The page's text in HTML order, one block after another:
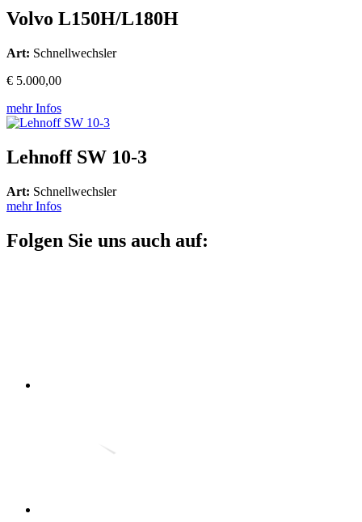
Volvo L150H/L180H
Art: Schnellwechsler
€ 5.000,00
mehr Infos
Lehnoff SW 10-3
Art: Schnellwechsler
mehr Infos
Folgen Sie uns auch auf: